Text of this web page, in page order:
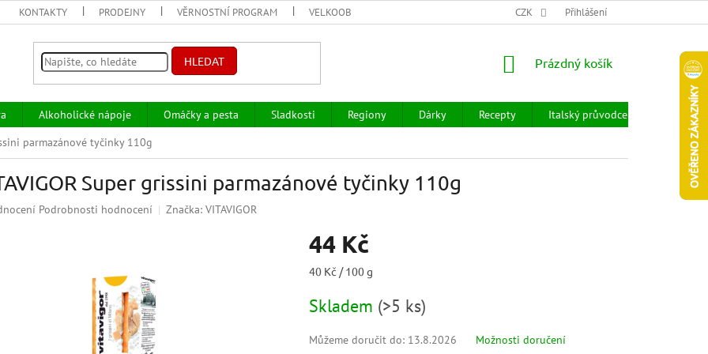
KONTAKTY PRODEJNY VĚRNOSTNÍ PROGRAM VELKOOBCHOD HODNOCENÍ OBCHODU OBCHODNÍ PODMÍNKY
CZK Přihlášení
HLEDAT
NÁKUPNÍ
Prázdný košík
Alkoholické nápoje Omáčky a pesta Sladkosti Regiony Dárky Recepty Italský průvodce
Prodejny
parmazánové tyčinky 110g
Super grissini parmazánové tyčinky 110g
Podrobnosti hodnocení Značka: VITAVIGOR
44 Kč
Měrná
40 Kč / 100 g
Skladem (>5 ks)
Můžeme doručit do: 13.8.2026 Možnosti doručení